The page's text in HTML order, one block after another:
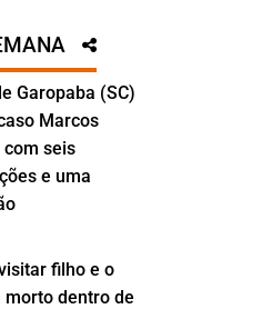
Garopaba (SC)
Marcos
com seis
e uma
filho e o
morto dentro de